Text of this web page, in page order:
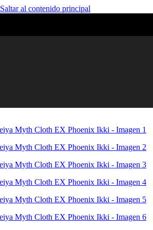
Saltar al contenido principal